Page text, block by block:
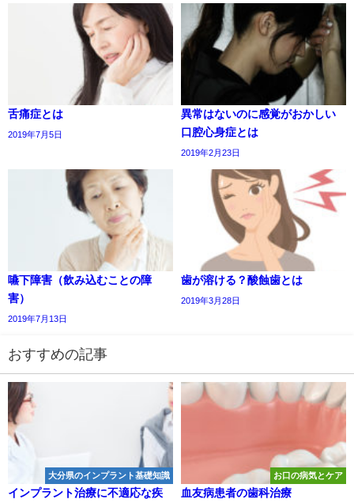
舌痛症とは
2019年7月5日
異常はないのに感覚がおかしい
口腔心身症とは
2019年2月23日
嚥下障害（飲み込むことの障
害）
2019年7月13日
歯が溶ける？酸蝕歯とは
2019年3月28日
おすすめの記事
大分県のインプラント基礎知識
インプラント治療に不適応な疾
お口の病気とケア
血友病患者の歯科治療